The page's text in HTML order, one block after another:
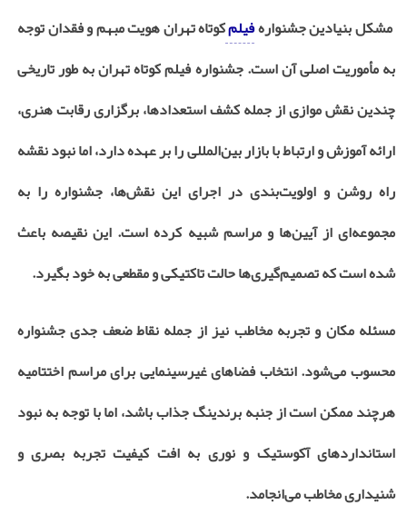
مشکل بنیادین جشنوارهفیلمکوتاه تهران هویت مبهم و فقدان توجه
به مأموریت اصلی آن است. جشنواره فیلم کوتاه تهران به طور تاریخی
چندین نقش موازی از جمله کشف استعدادها، برگزاری رقابت هنری،
ارائه آموزش و ارتباط با بازار بین‌المللی را بر عهده دارد، اما نبود نقشه
راه روشن و اولویت‌بندی در اجرای این نقش‌ها، جشنواره را به
مجموعه‌ای از آیین‌ها و مراسم شبیه کرده است. این نقیصه باعث
شده است که تصمیم‌گیری‌ها حالت تاکتیکی و مقطعی به خود بگیرد.
مسئله مکان و تجربه مخاطب نیز از جمله نقاط ضعف جدی جشنواره
محسوب می‌شود. انتخاب فضاهای غیرسینمایی برای مراسم اختتامیه
هرچند ممکن است از جنبه برندینگ جذاب باشد، اما با توجه به نبود
استانداردهای آکوستیک و نوری به افت کیفیت تجربه بصری و
شنیداری مخاطب می‌انجامد.